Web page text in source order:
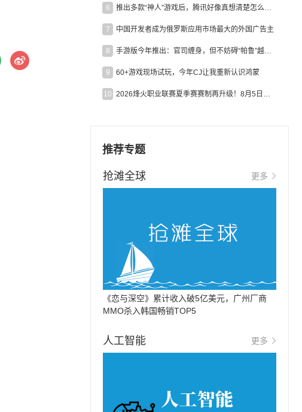
6 推出多款“神人”游戏后，腾讯好像真想清楚怎么做二次元了
7 中国开发者成为俄罗斯应用市场最大的外国广告主
8 手游版今年推出：官司缠身，但不妨碍“帕鲁”越来越火
9 60+游戏现场试玩，今年CJ让我重新认识鸿蒙
10 2026烽火职业联赛夏季赛赛制再升级！8月5日起24支战队集结开战！
推荐专题
抢滩全球 更多
《恋与深空》累计收入破5亿美元，广州厂商
MMO杀入韩国畅销TOP5
人工智能 更多